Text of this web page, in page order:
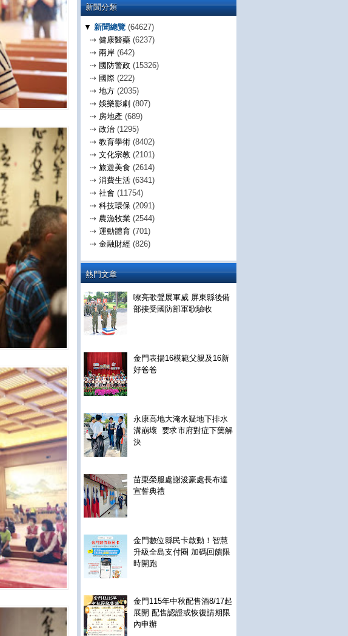
新聞分類
▼ 新聞總覽 (64627)
⇢ 健康醫藥 (6237)
⇢ 兩岸 (642)
⇢ 國防警政 (15326)
⇢ 國際 (222)
⇢ 地方 (2035)
⇢ 娛樂影劇 (807)
⇢ 房地產 (689)
⇢ 政治 (1295)
⇢ 教育學術 (8402)
⇢ 文化宗教 (2101)
⇢ 旅遊美食 (2614)
⇢ 消費生活 (6341)
⇢ 社會 (11754)
⇢ 科技環保 (2091)
⇢ 農漁牧業 (2544)
⇢ 運動體育 (701)
⇢ 金融財經 (826)
熱門文章
嘹亮歌聲展軍威 屏東縣後備
部接受國防部軍歌驗收
金門表揚16模範父親及16新
好爸爸
永康高地大淹水疑地下排水
溝崩壞 要求市府對症下藥解
決
苗栗榮服處謝浚豪處長布達
宣誓典禮
金門數位縣民卡啟動！智慧
升級全島支付圈 加碼回饋限
時開跑
金門115年中秋配售酒8/17起
展開 配售認證或恢復請期限
內申辦